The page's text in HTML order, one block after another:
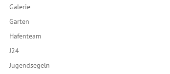
Galerie
Garten
Hafenteam
J24
Jugendsegeln